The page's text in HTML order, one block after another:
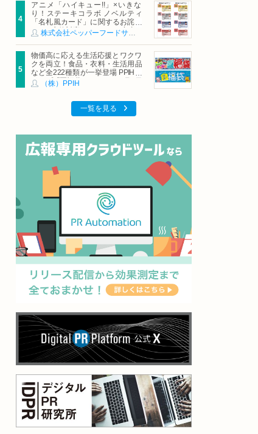
アニメ「ハイキュー!!」×いきな
り！ステーキコラボ ノベルティ
「名札風カード」に関するお詫び
および交換対応についてのご案内
物価高に応える生活応援とワクワ
クを両立！食品・衣料・生活用品
など全222種類が一挙登場 PPIHグ
ループ「夏福袋」＆セール 8月6日
(木)より順次スタート
（株）PPIH
一覧を見る